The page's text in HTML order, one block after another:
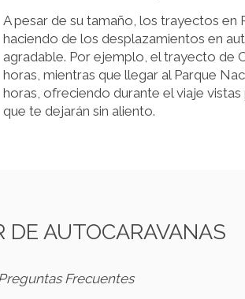
A pesar de su tamaño, los trayectos en
haciendo de los desplazamientos en
agradable. Por ejemplo, el trayecto de
horas, mientras que llegar al Parque
horas, ofreciendo durante el viaje
que te dejarán sin aliento.
DE AUTOCARAVANAS
Preguntas Frecuentes